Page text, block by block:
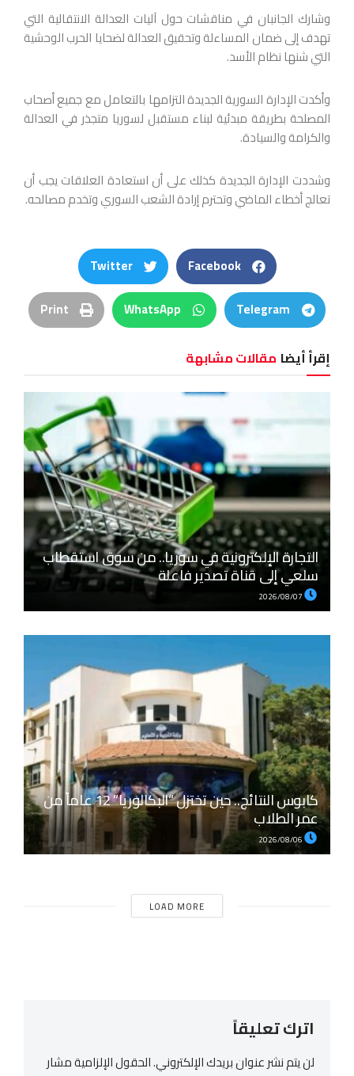
وشارك الجانبان في مناقشات حول آليات العدالة الانتقالية التي
تهدف إلى ضمان المساءلة وتحقيق العدالة لضحايا الحرب الوحشية
التي شنها نظام الأسد.
وأكدت الإدارة السورية الجديدة التزامها بالتعامل مع جميع أصحاب
المصلحة بطريقة مبدئية لبناء مستقبل لسوريا متجذر في العدالة
والكرامة والسيادة.
وشددت الإدارة الجديدة كذلك على أن استعادة العلاقات يجب أن
تعالج أخطاء الماضي وتحترم إرادة الشعب السوري وتخدم مصالحه.
Facebook
Twitter
Telegram
WhatsApp
Print
إقرأ أيضا مقالات مشابهة
التجارة الإلكترونية في سوريا.. من سوق استقطاب
سلعي إلى قناة تصدير فاعلة
كابوس النتائج.. حين تختزل “البكالوريا” 12 عاماً من
عمر الطلاب
LOAD MORE
اترك تعليقاً
لن يتم نشر عنوان بريدك الإلكتروني.الحقول الإلزامية مشار